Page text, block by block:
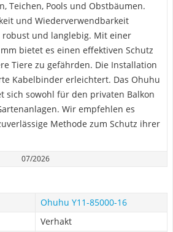
Teichen, Pools und Obstbäumen.
und Wiederverwendbarkeit
robust und langlebig. Mit einer
bietet es einen effektiven Schutz
Tiere zu gefährden. Die Installation
Kabelbinder erleichtert. Das Ohuhu
sich sowohl für den privaten Balkon
Wir empfehlen es
Methode zum Schutz ihrer
07/2026
Ohuhu Y11-85000-16
Verhakt